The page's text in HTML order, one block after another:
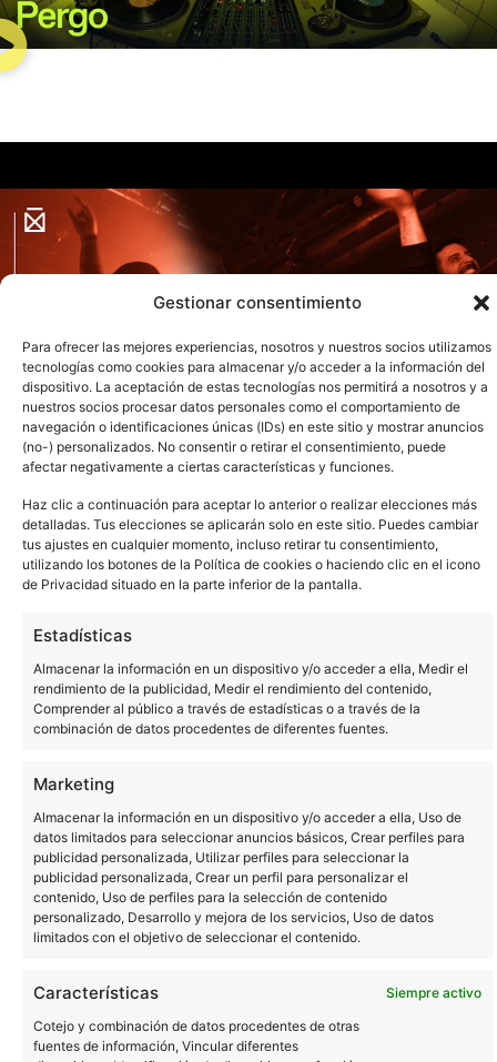
Gestionar consentimiento
Para ofrecer las mejores experiencias, nosotros y nuestros socios utilizamos
tecnologías como cookies para almacenar y/o acceder a la información del
dispositivo. La aceptación de estas tecnologías nos permitirá a nosotros y a
nuestros socios procesar datos personales como el comportamiento de
navegación o identificaciones únicas (IDs) en este sitio y mostrar anuncios
(no-) personalizados. No consentir o retirar el consentimiento, puede
afectar negativamente a ciertas características y funciones.
Haz clic a continuación para aceptar lo anterior o realizar elecciones más
detalladas. Tus elecciones se aplicarán solo en este sitio. Puedes cambiar
tus ajustes en cualquier momento, incluso retirar tu consentimiento,
utilizando los botones de la Política de cookies o haciendo clic en el icono
de Privacidad situado en la parte inferior de la pantalla.
Estadísticas
Almacenar la información en un dispositivo y/o acceder a ella, Medir el
rendimiento de la publicidad, Medir el rendimiento del contenido,
Comprender al público a través de estadísticas o a través de la
combinación de datos procedentes de diferentes fuentes.
Marketing
Almacenar la información en un dispositivo y/o acceder a ella, Uso de
datos limitados para seleccionar anuncios básicos, Crear perfiles para
publicidad personalizada, Utilizar perfiles para seleccionar la
publicidad personalizada, Crear un perfil para personalizar el
contenido, Uso de perfiles para la selección de contenido
personalizado, Desarrollo y mejora de los servicios, Uso de datos
limitados con el objetivo de seleccionar el contenido.
Características
Siempre activo
Cotejo y combinación de datos procedentes de otras
fuentes de información, Vincular diferentes
Ver todo
Community
Dónde comprar